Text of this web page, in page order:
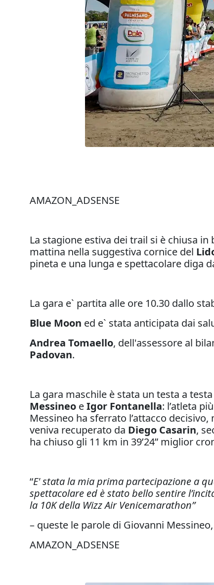
AMAZON_ADSENSE
La stagione estiva dei trail si è chiusa in
mattina nella suggestiva cornice del
pineta e una lunga e spettacolare diga
La gara e` partita alle ore 10.30 dallo
Blue Moon ed e` stata anticipata dai
Andrea Tomaello, dell'assessore al
Padovan.
La gara maschile è stata un testa a
Messineo eIgor Fontanella: l’atleta
Messineo ha sferrato l’attacco
veniva recuperato da Diego Casarin,
ha chiuso gli 11 km in 39’24” miglior
“E' stata la mia prima partecipazione a
spettacolare ed è stato bello sentire
la 10K della Wizz Air Venicemarathon”
– queste le parole di Giovanni
AMAZON_ADSENSE